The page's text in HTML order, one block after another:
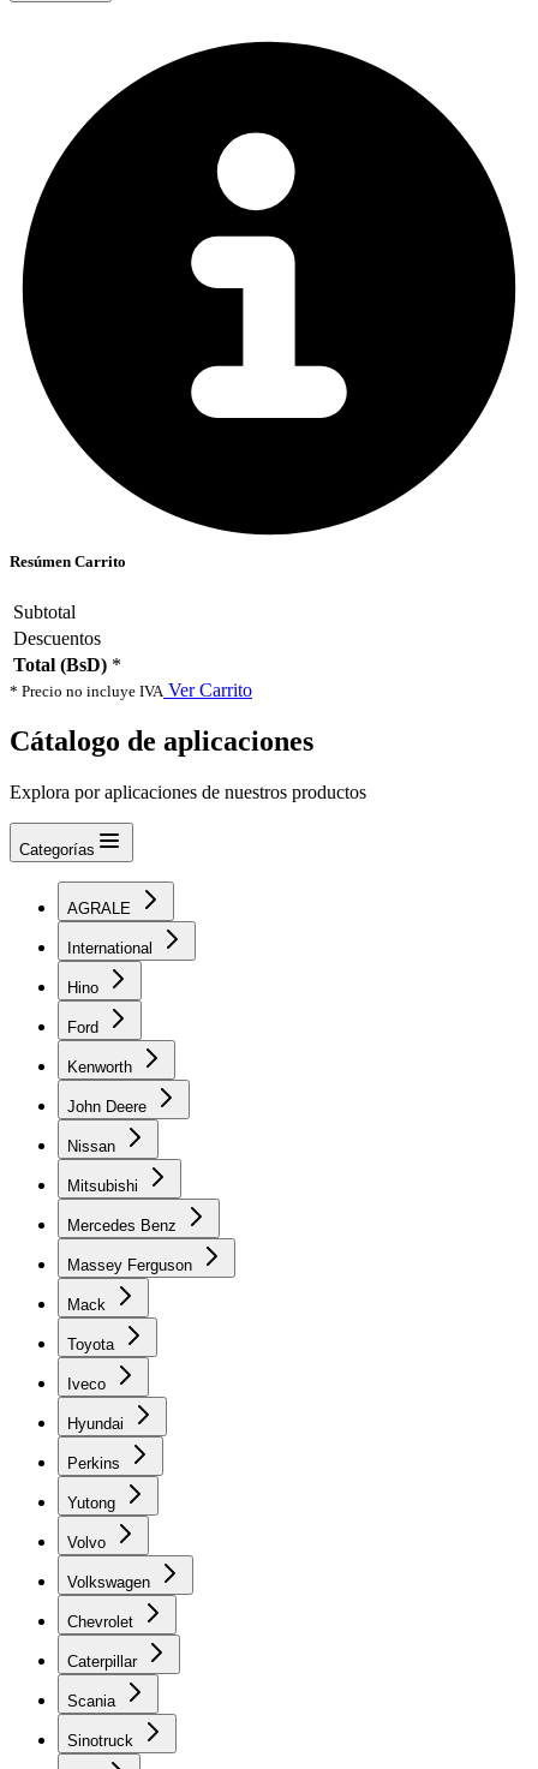
Resúmen Carrito
Subtotal
Descuentos
Total (BsD) *
* Precio no incluye IVA Ver Carrito
Cátalogo de aplicaciones
Explora por aplicaciones de nuestros productos
Categorías
AGRALE
International
Hino
Ford
Kenworth
John Deere
Nissan
Mitsubishi
Mercedes Benz
Massey Ferguson
Mack
Toyota
Iveco
Hyundai
Perkins
Yutong
Volvo
Volkswagen
Chevrolet
Caterpillar
Scania
Sinotruck